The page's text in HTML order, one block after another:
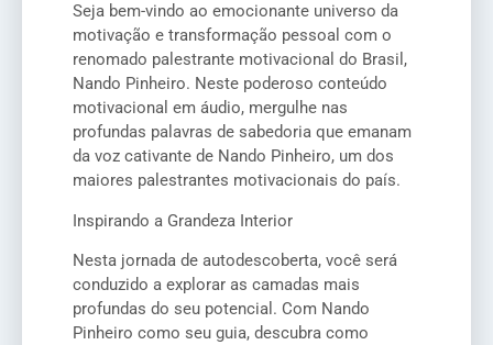
Seja bem-vindo ao emocionante universo da
motivação e transformação pessoal com o
renomado palestrante motivacional do Brasil,
Nando Pinheiro. Neste poderoso conteúdo
motivacional em áudio, mergulhe nas
profundas palavras de sabedoria que emanam
da voz cativante de Nando Pinheiro, um dos
maiores palestrantes motivacionais do país.
Inspirando a Grandeza Interior
Nesta jornada de autodescoberta, você será
conduzido a explorar as camadas mais
profundas do seu potencial. Com Nando
Pinheiro como seu guia, descubra como